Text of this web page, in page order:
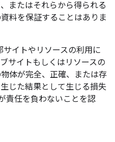
またはそれらから得られる
料を保証することはありま
サイトやリソースの利用に
サイトもしくはリソースの
体が完全、正確、または存
じた結果として生じる損失
責任を負わないことを認